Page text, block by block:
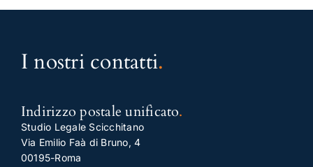
I nostri contatti.
Indirizzo postale unificato.
Studio Legale Scicchitano
Via Emilio Faà di Bruno, 4
00195-Roma